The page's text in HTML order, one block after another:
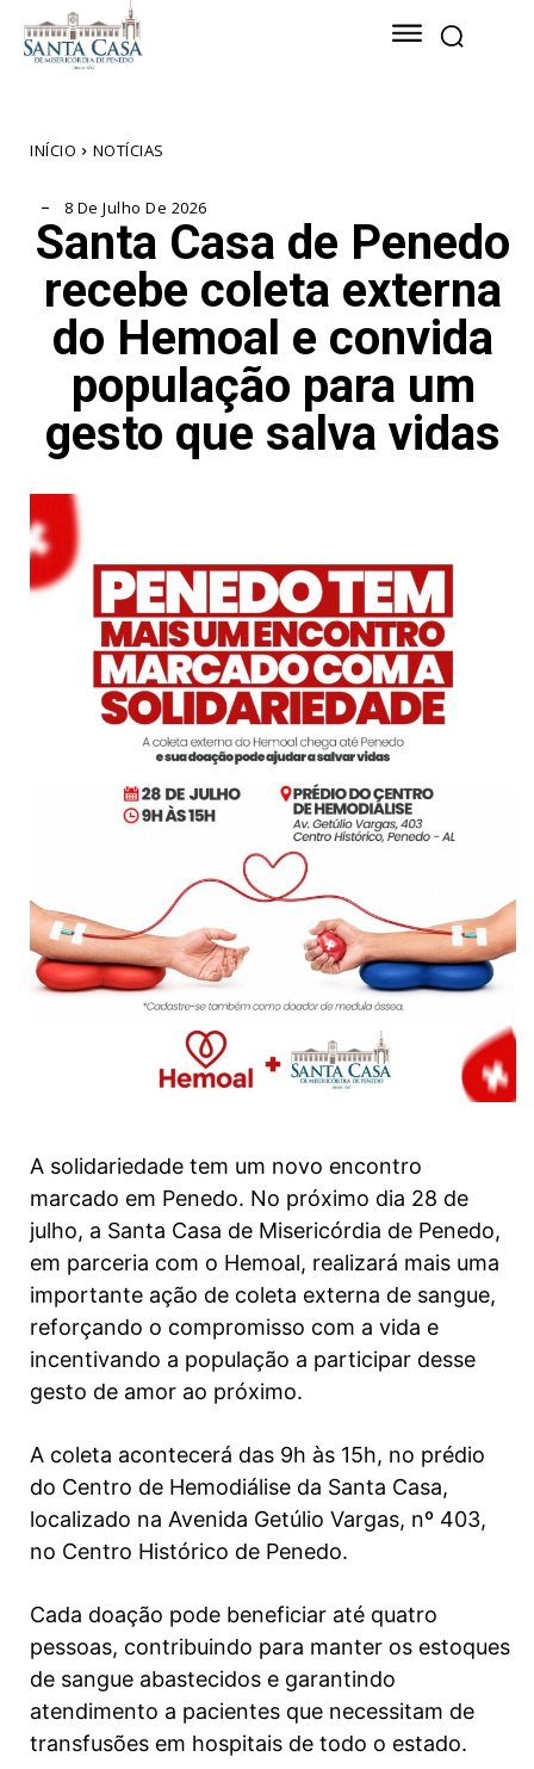
INÍCIO NOTÍCIAS
8 De Julho De 2026
Santa Casa de Penedo
recebe coleta externa
do Hemoal e convida
população para um
gesto que salva vidas
A solidariedade tem um novo encontro
marcado em Penedo. No próximo dia 28 de
julho, a Santa Casa de Misericórdia de Penedo,
em parceria com o Hemoal, realizará mais uma
importante ação de coleta externa de sangue,
reforçando o compromisso com a vida e
incentivando a população a participar desse
gesto de amor ao próximo.
A coleta acontecerá das 9h às 15h, no prédio
do Centro de Hemodiálise da Santa Casa,
localizado na Avenida Getúlio Vargas, nº 403,
no Centro Histórico de Penedo.
Cada doação pode beneficiar até quatro
pessoas, contribuindo para manter os estoques
de sangue abastecidos e garantindo
atendimento a pacientes que necessitam de
transfusões em hospitais de todo o estado.